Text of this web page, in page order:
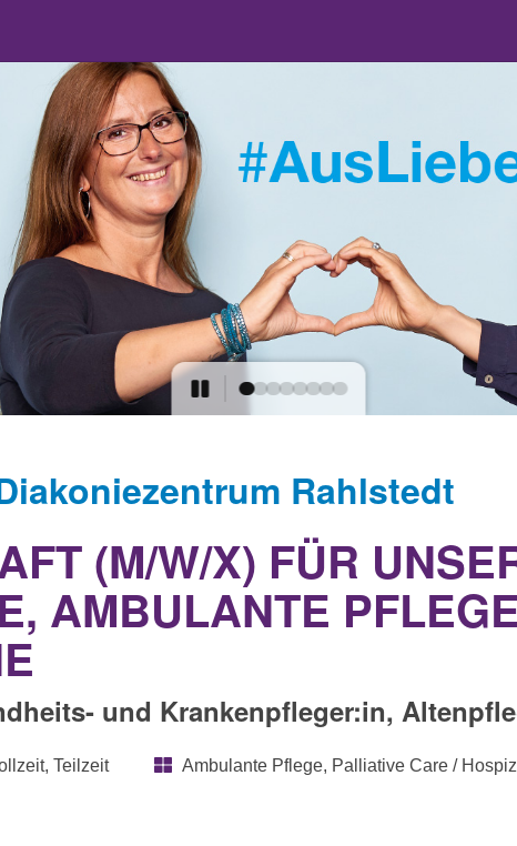
Rahlstedt
(M/W/X) FÜR
AMBULANTE
und Krankenpfleger:in,
Teilzeit Ambulante Pflege, Palliative Care / Hospiz